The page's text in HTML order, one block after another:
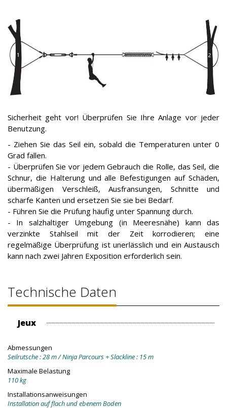
Sicherheit geht vor! Überprüfen Sie Ihre Anlage vor jeder
Benutzung.
- Ziehen Sie das Seil ein, sobald die Temperaturen unter 0
Grad fallen.
- Überprüfen Sie vor jedem Gebrauch die Rolle, das Seil, die
Schnur, die Halterung und alle Befestigungen auf Schäden,
übermäßigen Verschleiß, Ausfransungen, Schnitte und
scharfe Kanten und ersetzen Sie sie bei Bedarf.
- Führen Sie die Prüfung häufig unter Spannung durch.
- In salzhaltiger Umgebung (in Meeresnähe) kann das
verzinkte Stahlseil mit der Zeit korrodieren; eine
regelmäßige Überprüfung ist unerlässlich und ein Austausch
kann nach zwei Jahren Exposition erforderlich sein.
Technische Daten
Jeux
Abmessungen
Seilrutsche : 28 m / Ninja Parcours + Slackline : 15 m
Maximale Belastung
110 kg
Installationsanweisungen
Installation auf flach und ebenem Boden